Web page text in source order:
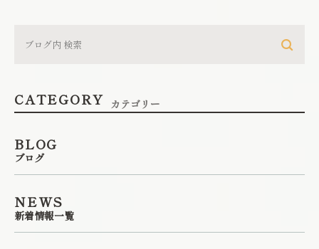
CATEGORY カテゴリー
BLOG
ブログ
NEWS
新着情報一覧